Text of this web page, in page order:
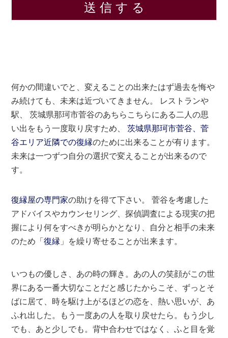
何かの間違いでと、変えることの出来たはず過去を悔や
み続けても、未来は近づいてきません。 レストランや
駅、 茨城県那珂市菅谷のあちらこちらにある二人の思
い出をもう一度取り戻すため、
茨城県那珂市菅谷、菅
谷エリア近隣での復縁のために出来ることが有ります。
未来は一つずつ自分の選択で変えることが出来るので
す。
復縁屋の専門家の助けを得て下さい。 菅谷を考慮した
アドバイスやカウンセリング、探偵調査による現実の把
握により何をすべきが明らかとなり、自分と相手の未来
のため「復縁 」を繰り寄せることが出来ます。
いつもの優しさ、あの時の輝き。あの人の笑顔がこの世
界にある一番大切なことだと感じたからこそ、ずっとそ
ばに居て、時を駆け上がるほどの恋を、熱い思いが、あ
ふれ出した。もう一度あの人を取り戻せたら。もう少し
でも、あと少しでも。背中合わせではなく、ふと目を覚